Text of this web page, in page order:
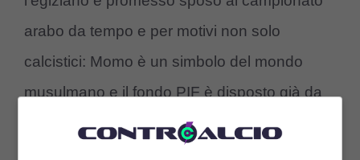
arabo da tempo e per motivi non solo
calcistici: Momo è un simbolo del mondo
musulmano e il fondo PIF è disposto già da
anni a fare follie per portarlo in Saudi